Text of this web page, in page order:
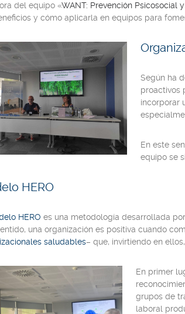
del equipo «WANT: Prevención Psicosocial
y cómo aplicarla en equipos para
Según ha
proactivos
incorporar
En este
equipo se
HERO
HERO es una metodología desarrollada
una organización es positiva cuando
saludables– que, invirtiendo en
En primer
grupos de
laboral